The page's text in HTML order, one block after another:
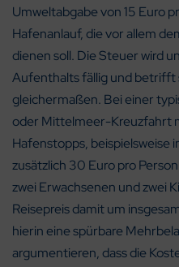
Umweltabgabe von 15 Euro
Hafenanlauf, die vor allem
dienen soll. Die Steuer wird
Aufenthalts fällig und betrifft
gleichermaßen. Bei einer
oder Mittelmeer-Kreuzfahrt
Hafenstopps, beispielsweise
zusätzlich 30 Euro pro
zwei Erwachsenen und zwei
Reisepreis damit um
hierin eine spürbare
argumentieren, dass die